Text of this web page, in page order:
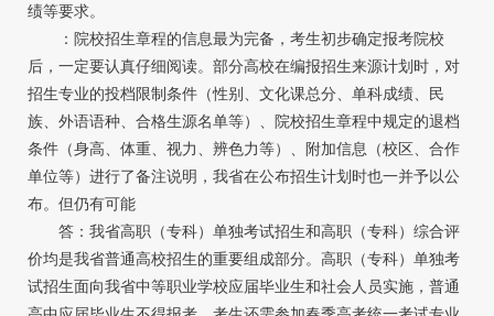
绩等要求。
：院校招生章程的信息最为完备，考生初步确定报考院校
后，一定要认真仔细阅读。部分高校在编报招生来源计划时，对
招生专业的投档限制条件（性别、文化课总分、单科成绩、民
族、外语语种、合格生源名单等）、院校招生章程中规定的退档
条件（身高、体重、视力、辨色力等）、附加信息（校区、合作
单位等）进行了备注说明，我省在公布招生计划时也一并予以公
布。但仍有可能
答：我省高职（专科）单独考试招生和高职（专科）综合评
价均是我省普通高校招生的重要组成部分。高职（专科）单独考
试招生面向我省中等职业学校应届毕业生和社会人员实施，普通